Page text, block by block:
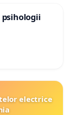
electrice